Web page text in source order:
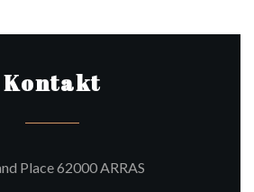
Kontakt
Place 62000 ARRAS